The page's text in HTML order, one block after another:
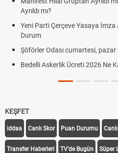
Ayrıldı mı?
Yeni Parti Çerçeve Yasaya İmza
Durum
Şöförler Odası cumartesi, pazar
Bedelli Askerlik Ücreti 2026 Ne
KEŞFET
iddaa Canlı Skor Puan Durumu
Transfer Haberleri TV'de Bugün Süper